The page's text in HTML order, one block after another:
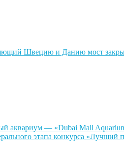
Швецию и Данию мост
аквариум — «Dubai Mall